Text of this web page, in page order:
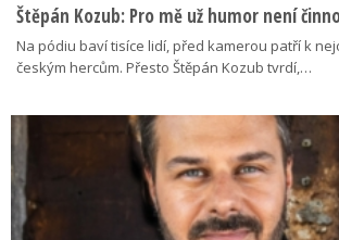
Štěpán Kozub: Pro mě už humor není
Na pódiu baví tisíce lidí, před kamerou patří k
českým hercům. Přesto Štěpán Kozub tvrdí,…